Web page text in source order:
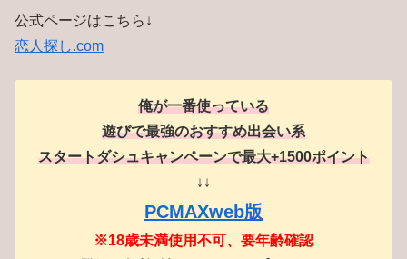
公式ページはこちら↓
恋人探し.com
俺が一番使っている
遊びで最強のおすすめ出会い系
スタートダシュキャンペーンで最大+1500ポイント
↓↓
PCMAXweb版
※18歳未満使用不可、要年齢確認